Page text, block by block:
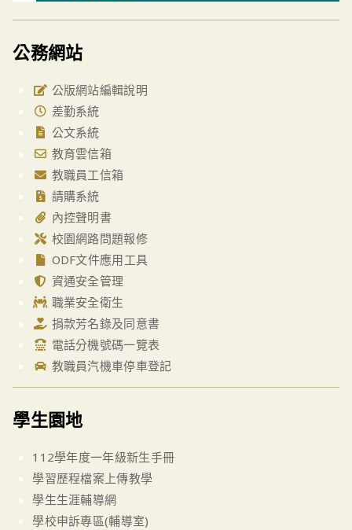
公務網站
公版網站編輯說明
差勤系統
公文系統
教育雲信箱
教職員工信箱
請購系統
內控聲明書
校園網路問題報修
ODF文件應用工具
資通安全管理
職業安全衛生
捐款芳名錄及同意書
電話分機號碼一覽表
教職員汽機車停車登記
學生園地
112學年度一年級新生手冊
學習歷程檔案上傳教學
學生生涯輔導網
學校申訴專區(輔導室)